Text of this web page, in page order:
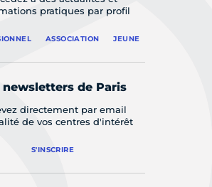
pratiques par profil
ASSOCIATION JEUNE
newsletters de Paris
directement par email
de vos centres d'intérêt
S'INSCRIRE